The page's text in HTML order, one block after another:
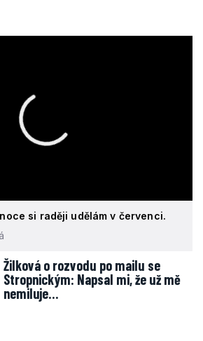
si raději udělám v červenci.
Žilková o rozvodu po mailu se
Stropnickým: Napsal mi, že už mě
nemiluje…